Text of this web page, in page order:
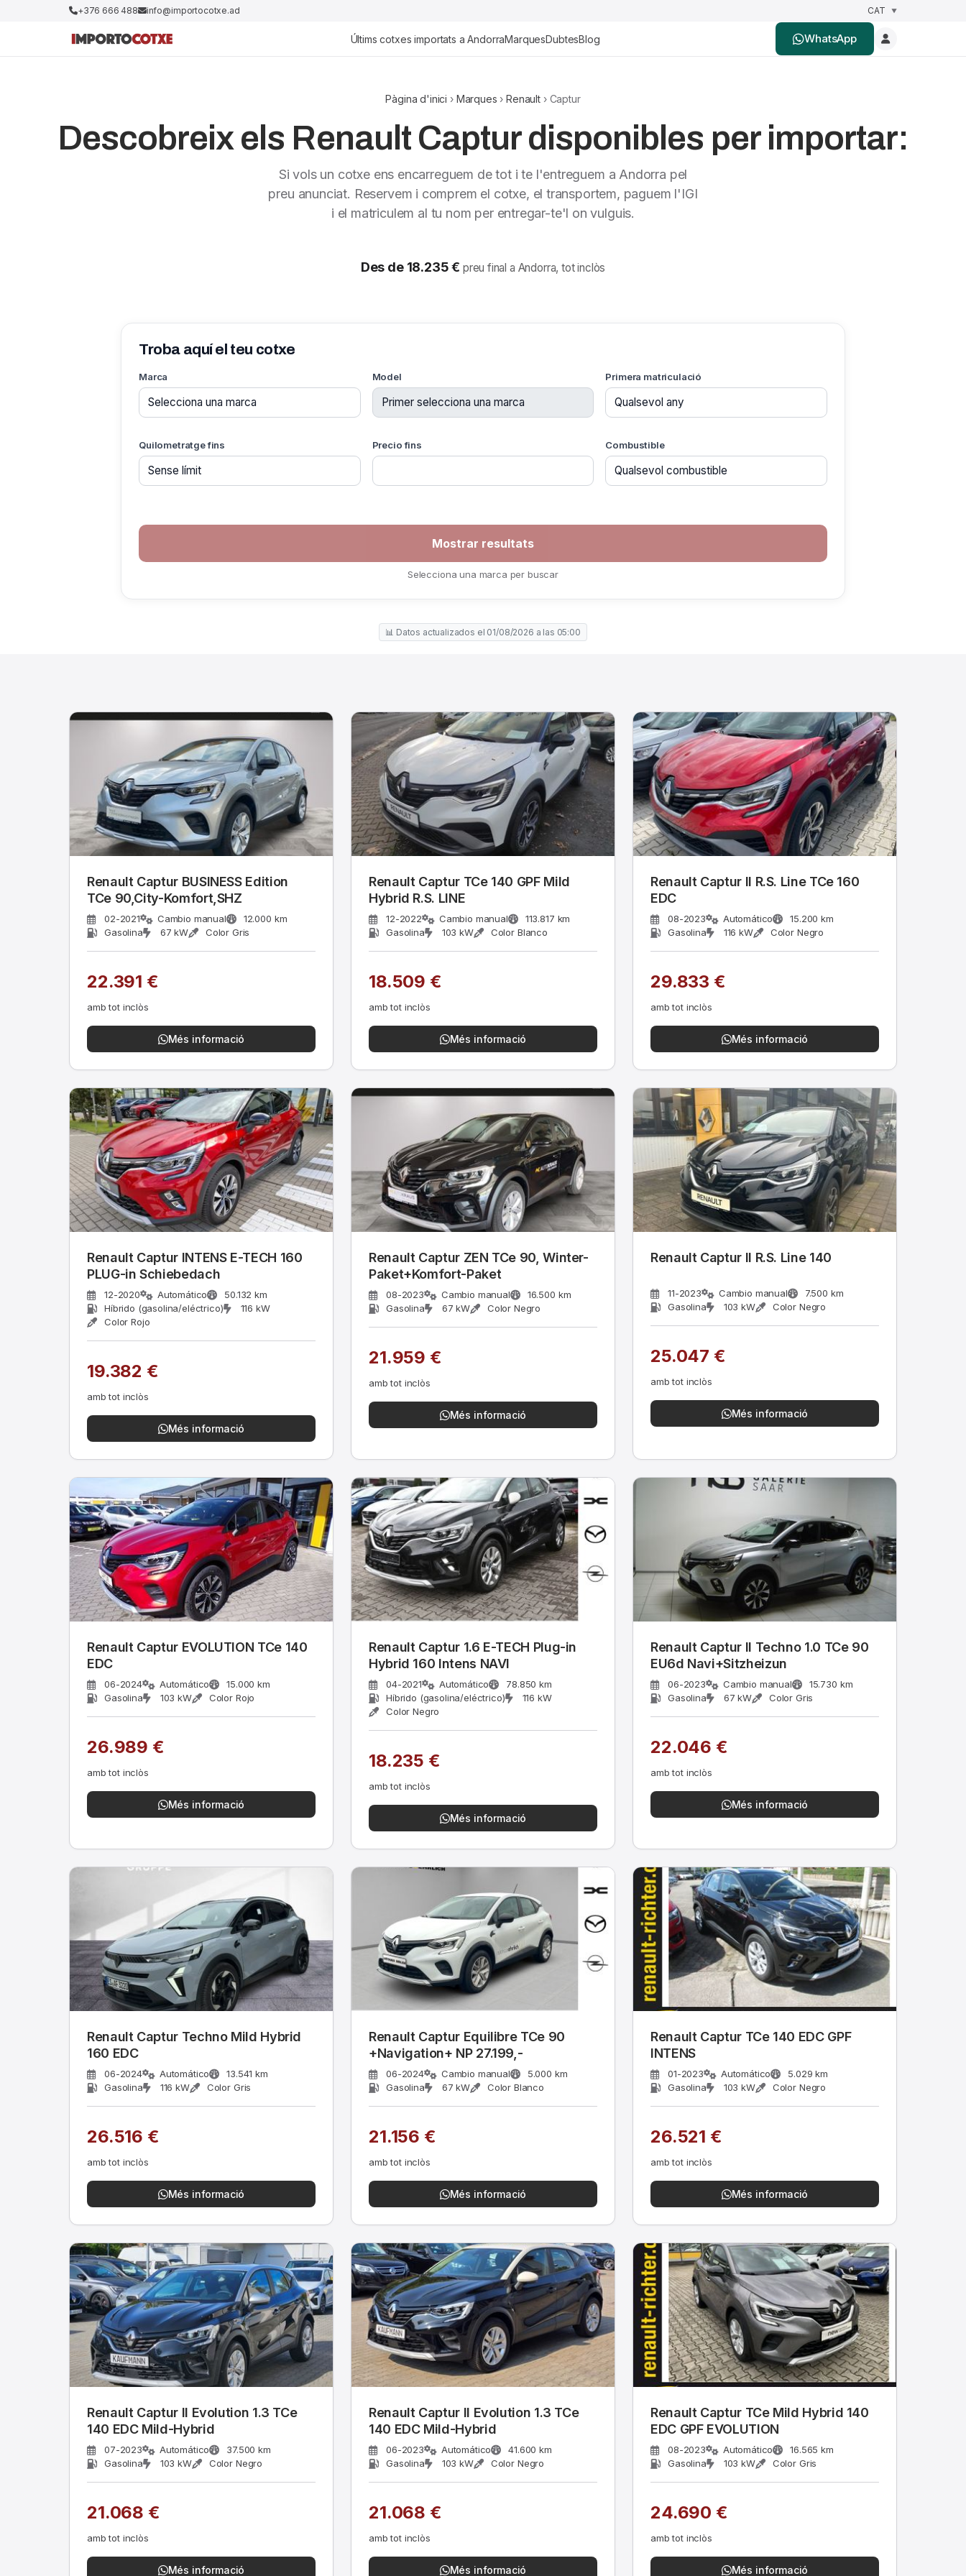
+376 666 488 info@importocotxe.ad
Últims cotxes importats a AndorraMarquesDubtesBlog WhatsApp
Pàgina d'inici › Marques ›Renault › Captur
Descobreix els Renault Captur disponibles per importar:
Si vols un cotxe ens encarreguem de tot i te l'entreguem a Andorra pel
preu anunciat. Reservem i comprem el cotxe, el transportem, paguem l'IGI
i el matriculem al tu nom per entregar-te'l on vulguis.
Des de 18.235 € preu final a Andorra, tot inclòs
Troba aquí el teu cotxe
Marca Model Primera matriculació
Quilometratge fins Precio fins Combustible
Selecciona una marca per buscar
📊 Datos actualizados el 01/08/2026 a las 05:00
Renault Captur BUSINESS Edition
TCe 90,City-Komfort,SHZ
02-2021 Cambio manual
12.000 km
Gasolina
67 kW Color Gris
22.391 €
amb tot inclòs
Més informació
Renault Captur TCe 140 GPF Mild
Hybrid R.S. LINE
12-2022 Cambio manual
113.817 km
Gasolina
103 kW Color Blanco
18.509 €
amb tot inclòs
Més informació
Renault Captur II R.S. Line TCe 160
EDC
08-2023 Automático
15.200 km
Gasolina
116 kW Color Negro
29.833 €
amb tot inclòs
Més informació
Renault Captur INTENS E-TECH 160
PLUG-in Schiebedach
12-2020 Automático
50.132 km
Híbrido (gasolina/eléctrico)
116 kW
Color Rojo
19.382 €
amb tot inclòs
Més informació
Renault Captur ZEN TCe 90, Winter-
Paket+Komfort-Paket
08-2023 Cambio manual
16.500 km
Gasolina
67 kW Color Negro
21.959 €
amb tot inclòs
Més informació
Renault Captur II R.S. Line 140
11-2023 Cambio manual
7.500 km
Gasolina
103 kW Color Negro
25.047 €
amb tot inclòs
Més informació
Renault Captur EVOLUTION TCe 140
EDC
06-2024 Automático
15.000 km
Gasolina
103 kW Color Rojo
26.989 €
amb tot inclòs
Més informació
Renault Captur 1.6 E-TECH Plug-in
Hybrid 160 Intens NAVI
04-2021 Automático
78.850 km
Híbrido (gasolina/eléctrico)
116 kW
Color Negro
18.235 €
amb tot inclòs
Més informació
Renault Captur II Techno 1.0 TCe 90
EU6d Navi+Sitzheizun
06-2023 Cambio manual
15.730 km
Gasolina
67 kW Color Gris
22.046 €
amb tot inclòs
Més informació
Renault Captur Techno Mild Hybrid
160 EDC
06-2024 Automático
13.541 km
Gasolina
116 kW Color Gris
26.516 €
amb tot inclòs
Més informació
Renault Captur Equilibre TCe 90
+Navigation+ NP 27.199,-
06-2024 Cambio manual
5.000 km
Gasolina
67 kW Color Blanco
21.156 €
amb tot inclòs
Més informació
Renault Captur TCe 140 EDC GPF
INTENS
01-2023 Automático
5.029 km
Gasolina
103 kW Color Negro
26.521 €
amb tot inclòs
Més informació
Renault Captur II Evolution 1.3 TCe
140 EDC Mild-Hybrid
07-2023 Automático
37.500 km
Gasolina
103 kW Color Negro
21.068 €
amb tot inclòs
Més informació
Renault Captur II Evolution 1.3 TCe
140 EDC Mild-Hybrid
06-2023 Automático
41.600 km
Gasolina
103 kW Color Negro
21.068 €
amb tot inclòs
Més informació
Renault Captur TCe Mild Hybrid 140
EDC GPF EVOLUTION
08-2023 Automático
16.565 km
Gasolina
103 kW Color Gris
24.690 €
amb tot inclòs
Més informació